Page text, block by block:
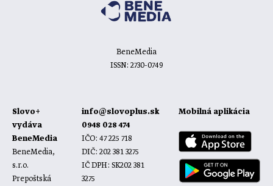
BeneMedia
ISSN: 2730-0749
Slovo+
vydáva
BeneMedia
BeneMedia,
s.r.o.
Prepoštská
info@slovoplus.sk
0948 028 474
IČO: 47 225 718
DIČ: 202 381 3275
IČ DPH: SK202 381
3275
Mobilná aplikácia